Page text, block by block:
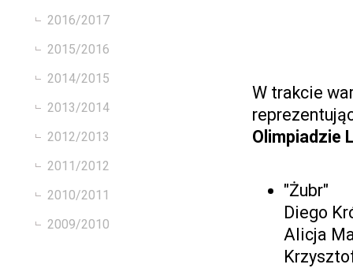
2016/2017
2015/2016
2014/2015
2013/2014
2012/2013
2011/2012
2010/2011
2009/2010
W trakcie
Olimpiadzie
"Żubr"
Diego
Alicja